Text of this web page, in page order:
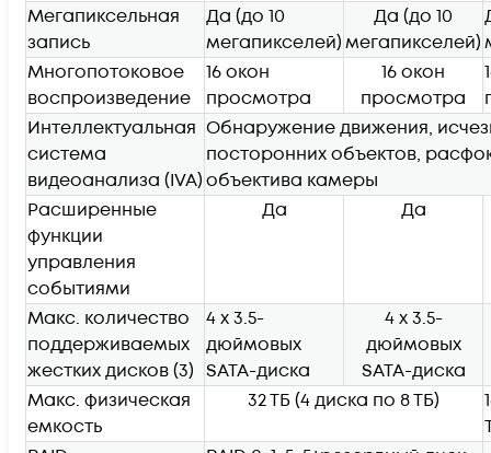
Мегапиксельная
запись
Да (до 10
мегапикселей)
Да (до 10
мегапикселей)
Многопотоковое
воспроизведение
16 окон
просмотра
16 окон
просмотра
Интеллектуальная
система
видеоанализа (IVA)
Обнаружение движения,
посторонних объектов,
объектива камеры
Расширенные
функции
управления
событиями
Да Да
Макс. количество
поддерживаемых
жестких дисков(3)
4 x 3.5-
дюймовых
SATA-диска
4 x 3.5-
дюймовых
SATA-диска
Макс. физическая
емкость
32 ТБ (4 диска по 8 ТБ)